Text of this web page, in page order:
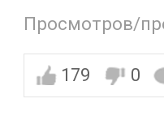
Просмотров/
179 0